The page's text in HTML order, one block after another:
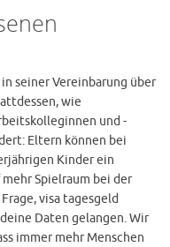
seiner Vereinbarung über
wie
und -
Eltern können bei
Kinder ein
Spielraum bei der
visa tagesgeld
Daten gelangen. Wir
immer mehr Menschen